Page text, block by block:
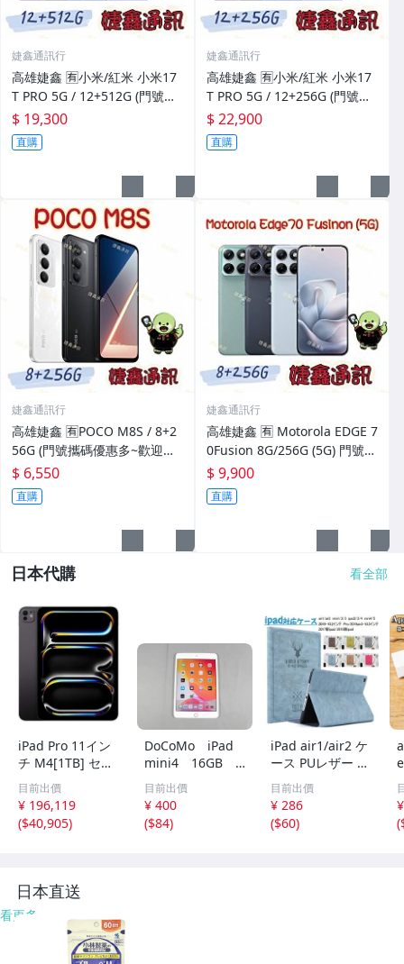
婕鑫通訊行
高雄婕鑫 🈶️小米/紅米 小米17
T PRO 5G / 12+512G (門號攜
碼優惠多~歡迎洽詢)
$ 19,300
直購
婕鑫通訊行
高雄婕鑫 🈶️小米/紅米 小米17
T PRO 5G / 12+256G (門號攜
碼優惠多~歡迎洽詢)
$ 22,900
直購
婕鑫通訊行
高雄婕鑫 🈶️POCO M8S / 8+2
56G (門號攜碼優惠多~歡迎洽
詢)
$ 6,550
直購
婕鑫通訊行
高雄婕鑫 🈶️ Motorola EDGE 7
0Fusion 8G/256G (5G) 門號攜
碼優惠多~歡迎洽詢)
$ 9,900
直購
日本代購 看全部
iPad Pro 11イン
チ M4[1TB] セル
ラー au スペース
ブラック【安…
目前出價
¥ 196,119
($40,905)
DoCoMo iPad
mini4 16GB S
IMフリー MK71
2J/A
目前出價
¥ 400
($84)
iPad air1/air2 ケ
ース PUレザー ケ
ース スタンド機
能 オートスリー
プ機能 耐衝撃 タ
ブレットケース i
目前出價
¥ 286
($60)
(
日本直送
看更多